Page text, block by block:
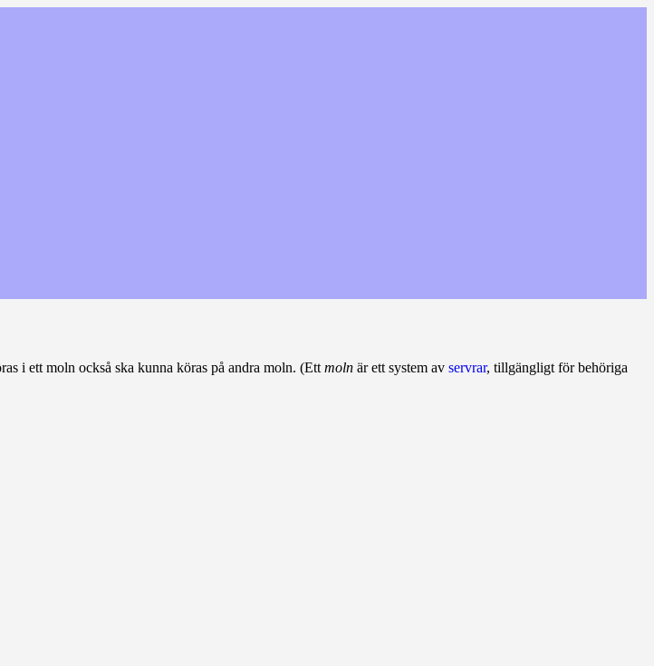
i ett moln också ska kunna köras på andra moln. (Ett moln är ett system av servrar, tillgängligt för behöriga